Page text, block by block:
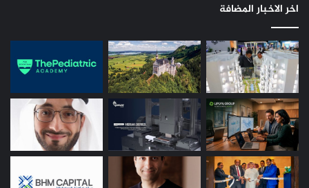
اخر الاخبار المضافة